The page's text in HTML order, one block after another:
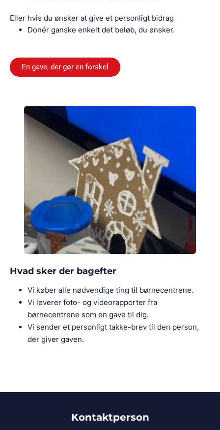
Eller hvis du ønsker at give et personligt bidrag
Donér ganske enkelt det beløb, du ønsker.
En gave, der gør en forskel
Hvad sker der bagefter
Vi køber alle nødvendige ting til børnecentrene.
Vi leverer foto- og videorapporter fra
børnecentrene som en gave til dig.
Vi sender et personligt takke-brev til den person,
der giver gaven.
Kontaktperson